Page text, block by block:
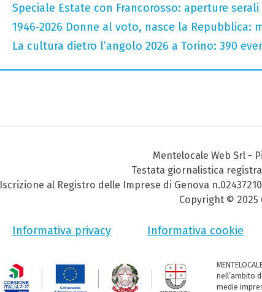
Speciale Estate con Francorosso: aperture
1946-2026 Donne al voto, nasce la Repubblica:
La cultura dietro l’angolo 2026 a Torino: 390
Mentelocale Web Srl -
Testata giornalistica
Iscrizione al Registro delle Imprese di Genova
Copyright ©
Informativa privacy Informativa cookie
nell’ambito
medie